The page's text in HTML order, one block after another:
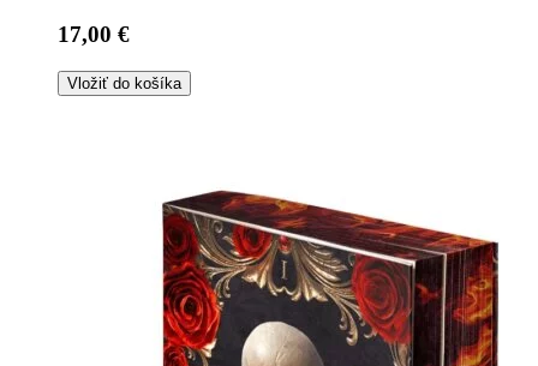
17,00 €
Vložiť do košíka